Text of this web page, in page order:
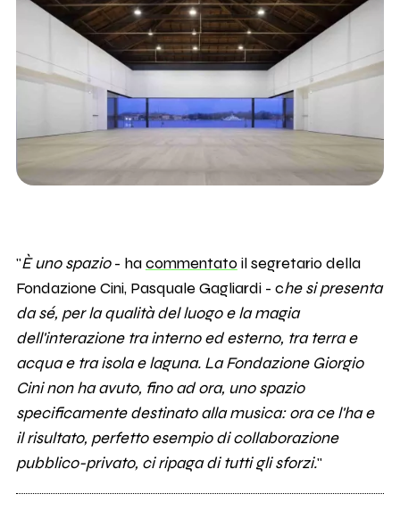
"È uno spazio- hacommentatoil segretario della
Fondazione Cini, Pasquale Gagliardi - che si presenta
da sé, per la qualità del luogo e la magia
dell'interazione tra interno ed esterno, tra terra e
acqua e tra isola e laguna. La Fondazione Giorgio
Cini non ha avuto, fino ad ora, uno spazio
specificamente destinato alla musica: ora ce l'ha e
il risultato, perfetto esempio di collaborazione
pubblico-privato, ci ripaga di tutti gli sforzi."